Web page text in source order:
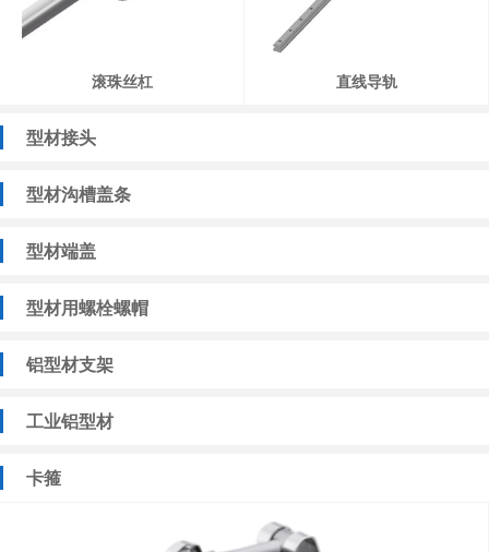
滚珠丝杠 直线导轨
型材接头
型材沟槽盖条
型材端盖
型材用螺栓螺帽
铝型材支架
工业铝型材
卡箍